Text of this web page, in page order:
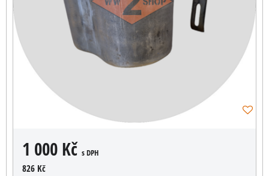
1 000 Kč s DPH
826 Kč